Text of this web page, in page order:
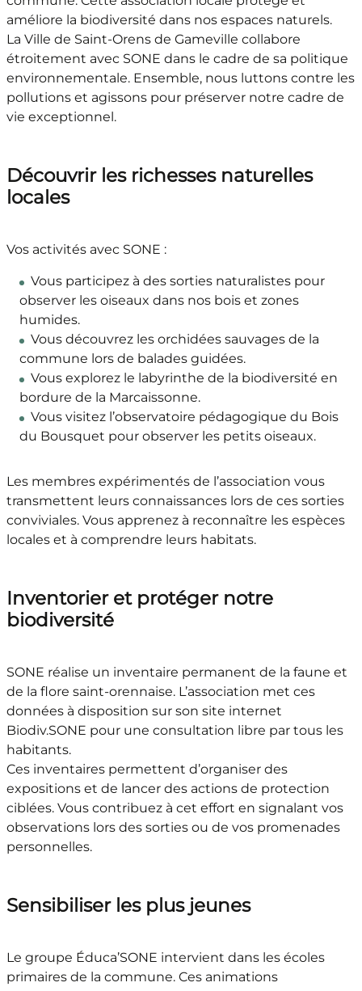
améliore la biodiversité dans nos espaces naturels.
La Ville de Saint-Orens de Gameville collabore
étroitement avec SONE dans le cadre de sa politique
environnementale. Ensemble, nous luttons contre les
pollutions et agissons pour préserver notre cadre de
vie exceptionnel.
Découvrir les richesses naturelles
locales
Vos activités avec SONE :
Vous participez à des sorties naturalistes pour
observer les oiseaux dans nos bois et zones
humides.
Vous découvrez les orchidées sauvages de la
commune lors de balades guidées.
Vous explorez le labyrinthe de la biodiversité en
bordure de la Marcaissonne.
Vous visitez l’observatoire pédagogique du Bois
du Bousquet pour observer les petits oiseaux.
Les membres expérimentés de l’association vous
transmettent leurs connaissances lors de ces sorties
conviviales. Vous apprenez à reconnaître les espèces
locales et à comprendre leurs habitats.
Inventorier et protéger notre
biodiversité
SONE réalise un inventaire permanent de la faune et
de la flore saint-orennaise. L’association met ces
données à disposition sur son site internet
Biodiv.SONE pour une consultation libre par tous les
habitants.
Ces inventaires permettent d’organiser des
expositions et de lancer des actions de protection
ciblées. Vous contribuez à cet effort en signalant vos
observations lors des sorties ou de vos promenades
personnelles.
Sensibiliser les plus jeunes
Le groupe Éduca’SONE intervient dans les écoles
primaires de la commune. Ces animations